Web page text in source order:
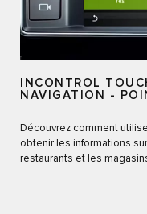
INCONTROL
NAVIGATION -
Découvrez comment
obtenir les informations
restaurants et les